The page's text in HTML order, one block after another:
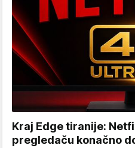
Kraj Edge tiranije:
pregledaču konačno